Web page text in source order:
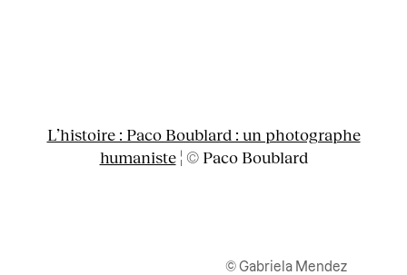
L’histoire : Paco Boublard : un photographe
humaniste¦ © Paco Boublard
© Gabriela Mendez